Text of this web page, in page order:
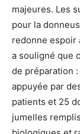
majeures. Les
pour la
redonne espoir
a souligné que
de préparation
appuyée par
patients et 25
jumelles